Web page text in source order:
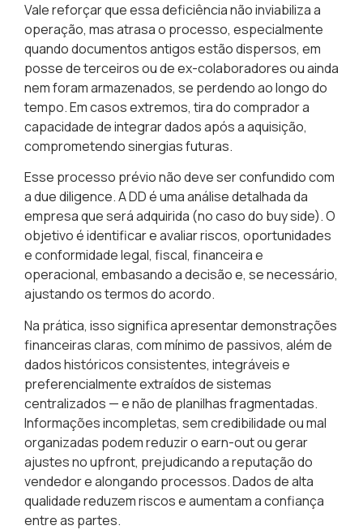
Vale reforçar que essa deficiência não inviabiliza a
operação, mas atrasa o processo, especialmente
quando documentos antigos estão dispersos, em
posse de terceiros ou de ex-colaboradores ou ainda
nem foram armazenados, se perdendo ao longo do
tempo. Em casos extremos, tira do comprador a
capacidade de integrar dados após a aquisição,
comprometendo sinergias futuras.
Esse processo prévio não deve ser confundido com
a due diligence. A DD é uma análise detalhada da
empresa que será adquirida (no caso do buy side). O
objetivo é identificar e avaliar riscos, oportunidades
e conformidade legal, fiscal, financeira e
operacional, embasando a decisão e, se necessário,
ajustando os termos do acordo.
Na prática, isso significa apresentar demonstrações
financeiras claras, com mínimo de passivos, além de
dados históricos consistentes, integráveis e
preferencialmente extraídos de sistemas
centralizados — e não de planilhas fragmentadas.
Informações incompletas, sem credibilidade ou mal
organizadas podem reduzir o earn-out ou gerar
ajustes no upfront, prejudicando a reputação do
vendedor e alongando processos. Dados de alta
qualidade reduzem riscos e aumentam a confiança
entre as partes.